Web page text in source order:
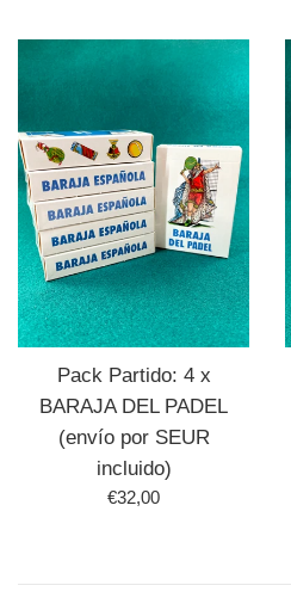
Pack Partido: 4 x
BARAJA DEL PADEL
(envío por SEUR
incluido)
Precio
€32,00